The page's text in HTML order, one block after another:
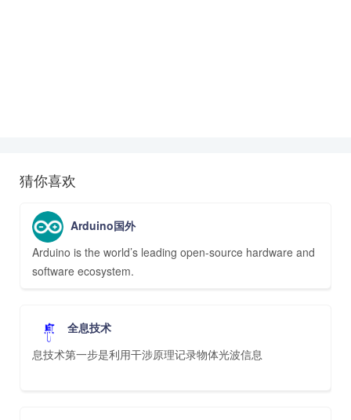
猜你喜欢
Arduino国外
Arduino is the world’s leading open-source hardware and
software ecosystem.
全息技术
息技术第一步是利用干涉原理记录物体光波信息